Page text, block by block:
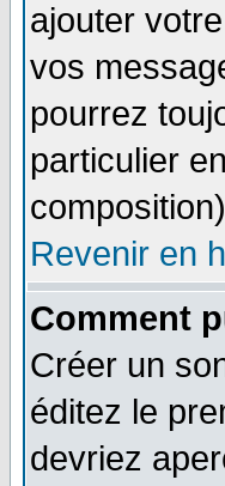
ajouter
vos
pourrez
particulier
Revenir en
Comment
Créer un
éditez le
devriez